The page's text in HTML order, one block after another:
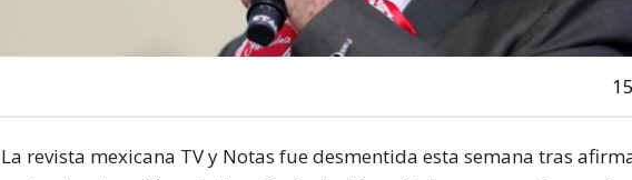
La revista mexicana TV y Notas fue desmentida esta semana tras